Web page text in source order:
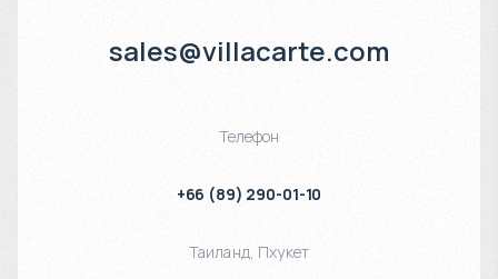
sales@villacarte.com
Телефон
+66 (89) 290-01-10
Таиланд, Пхукет